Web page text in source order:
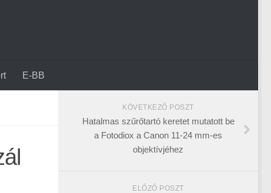
E-BB
KÖVETKEZŐ POSZT
Hatalmas szűrőtartó keretet mutatott be
a Fotodiox a Canon 11-24 mm-es
objektívjéhez
ELŐZŐ POSZT